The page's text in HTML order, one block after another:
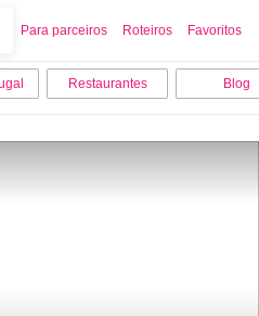
Para parceiros Roteiros Favoritos
Restaurantes Blog